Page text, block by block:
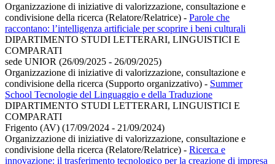
Organizzazione di iniziative di valorizzazione, consultazione e
condivisione della ricerca (Relatore/Relatrice) - Parole che
raccontano: l’intelligenza artificiale per scoprire i beni culturali
DIPARTIMENTO STUDI LETTERARI, LINGUISTICI E
COMPARATI
sede UNIOR (26/09/2025 - 26/09/2025)
Organizzazione di iniziative di valorizzazione, consultazione e
condivisione della ricerca (Supporto organizzativo) - Summer
School Tecnologie del Linguaggio e della Traduzione
DIPARTIMENTO STUDI LETTERARI, LINGUISTICI E
COMPARATI
Frigento (AV) (17/09/2024 - 21/09/2024)
Organizzazione di iniziative di valorizzazione, consultazione e
condivisione della ricerca (Relatore/Relatrice) - Ricerca e
innovazione: il trasferimento tecnologico per la creazione di impresa